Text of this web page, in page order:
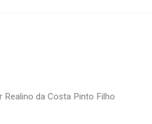
da Costa Pinto Filho